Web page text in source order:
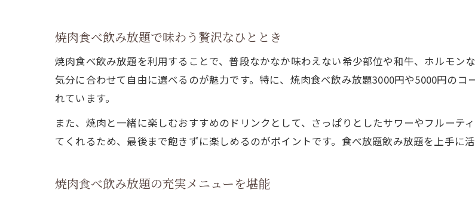
焼肉食べ飲み放題の予約と計画の
焼肉食べ飲み放題でクーポン活用術
焼肉食べ飲み放題で家族向けプラ
宴会に最適な焼肉食べ飲み放題の選び方
焼肉食べ飲み放題で味わう贅沢なひととき
焼肉食べ飲み放題を利用することで、普段なかなか味わえない希少部位や和牛、ホルモン
気分に合わせて自由に選べるのが魅力です。特に、焼肉食べ飲み放題3000円や5000円の
れています。
また、焼肉と一緒に楽しむおすすめのドリンクとして、さっぱりとしたサワーやフルーテ
てくれるため、最後まで飽きずに楽しめるのがポイントです。食べ放題飲み放題を上手に
焼肉食べ飲み放題の充実メニューを堪能